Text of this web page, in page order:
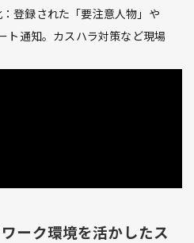
登録された「要注意人物」や
ト通知。カスハラ対策など現場
ーク環境を活かしたス